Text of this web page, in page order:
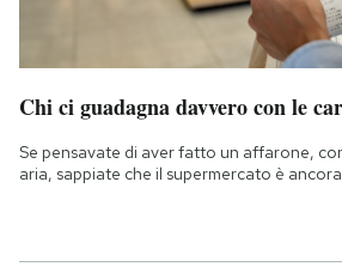
Chi ci guadagna davvero con le
Se pensavate di aver fatto un affarone,
aria, sappiate che il supermercato è